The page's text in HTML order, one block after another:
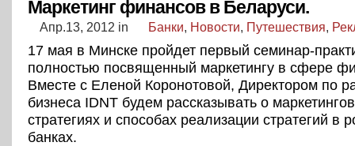
Маркетинг финансов в Беларуси.
Апр.13, 2012 in Банки, Новости, Путешествия,
17 мая в Минске пройдет первый семинар-
полностью посвященный маркетингу в сфере
Вместе с Еленой Коронотовой, Директором по
бизнеса IDNT будем рассказывать о
стратегиях и способах реализации стратегий в
банках.